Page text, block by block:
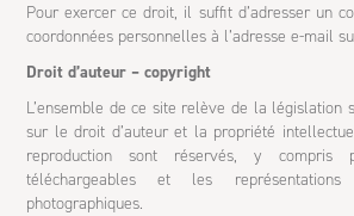
Pour exercer ce droit, il suffit d’adresser un
coordonnées personnelles à l’adresse e-mail
Droit d’auteur – copyright
L’ensemble de ce site relève de la législation
sur le droit d’auteur et la propriété
reproduction sont réservés, y compris
téléchargeables et les représentations
photographiques.